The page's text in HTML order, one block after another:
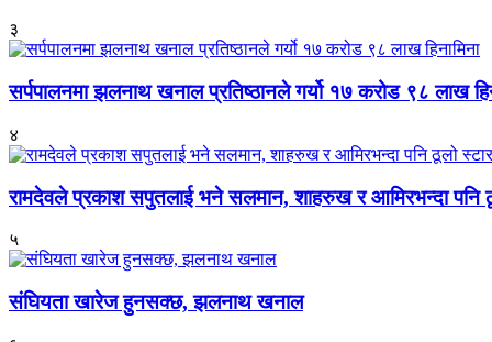
३
सर्पपालनमा झलनाथ खनाल प्रतिष्ठानले गर्यो १७ करोड ९८ लाख
४
रामदेवले प्रकाश सपुतलाई भने सलमान, शाहरुख र आमिरभन्दा पनि
५
संघियता खारेज हुनसक्छ, झलनाथ खनाल